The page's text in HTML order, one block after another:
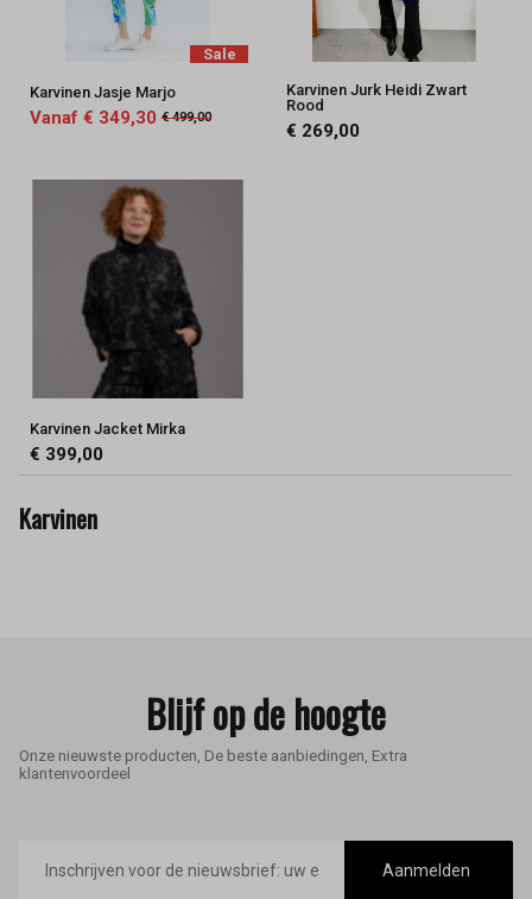
Sale
Karvinen Jasje Marjo
Vanaf € 349,30 € 499,00
Karvinen Jurk Heidi Zwart
Rood
€ 269,00
Karvinen Jacket Mirka
€ 399,00
Karvinen
Blijf op de hoogte
Onze nieuwste producten, De beste aanbiedingen, Extra
klantenvoordeel
mailadres
Aanmelden